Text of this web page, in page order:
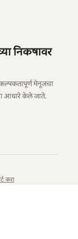
निकषावर
मेनूजचा
आधारे केले जाते.
करा